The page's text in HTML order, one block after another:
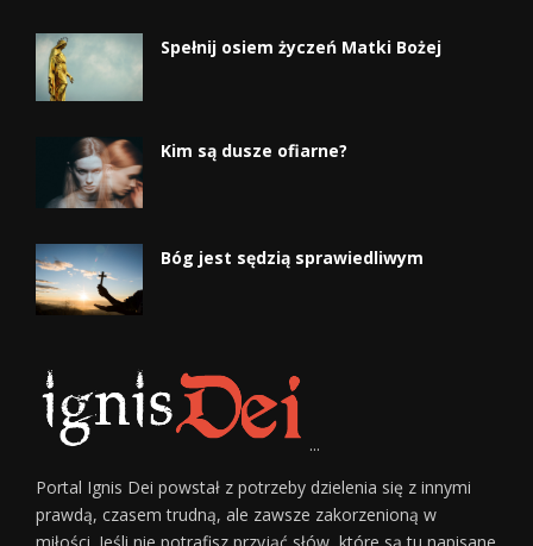
Spełnij osiem życzeń Matki Bożej
Kim są dusze ofiarne?
Bóg jest sędzią sprawiedliwym
...
Portal Ignis Dei powstał z potrzeby dzielenia się z innymi
prawdą, czasem trudną, ale zawsze zakorzenioną w